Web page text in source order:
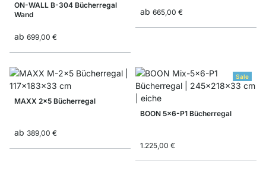
ON-WALL B-304 Bücherregal
Wand
ab 699,00 €
ab 665,00 €
MAXX 2x5 Bücherregal
ab 389,00 €
Sale
BOON 5x6-P1 Bücherregal
1.225,00 €